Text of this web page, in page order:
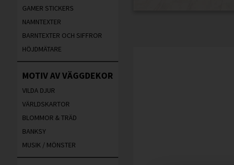
GAMER STICKERS
NAMNTEXTER
BARNTEXTER OCH SIFFROR
HÖJDMÄTARE
MOTIV AV VÄGGDEKOR
VILDA DJUR
VÄRLDSKARTOR
BLOMMOR & TRÄD
BANKSY
MUSIK / MÖNSTER